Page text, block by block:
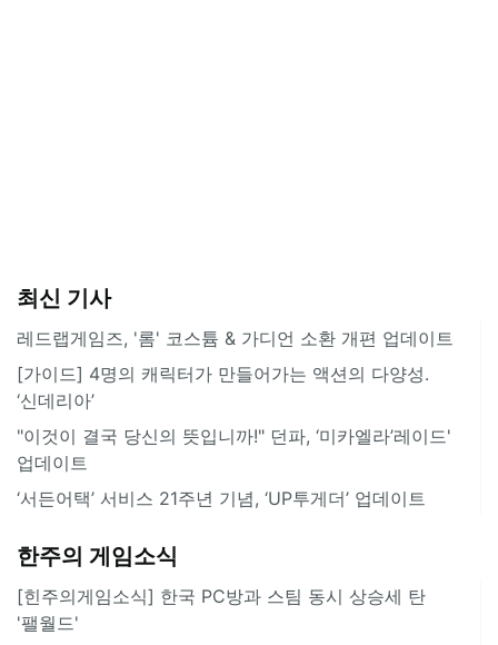
최신 기사
레드랩게임즈, '롬' 코스튬 & 가디언 소환 개편 업데이트
[가이드] 4명의 캐릭터가 만들어가는 액션의 다양성.
‘신데리아’
"이것이 결국 당신의 뜻입니까!" 던파, ‘미카엘라’레이드'
업데이트
‘서든어택’ 서비스 21주년 기념, ‘UP투게더’ 업데이트
한주의 게임소식
[힌주의게임소식] 한국 PC방과 스팀 동시 상승세 탄
'팰월드'